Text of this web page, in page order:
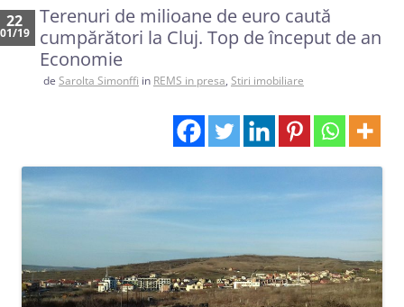
22
01/19
Terenuri de milioane de euro caută
cumpărători la Cluj. Top de început de an
Economie
de Sarolta Simonffi in REMS in presa, Stiri imobiliare